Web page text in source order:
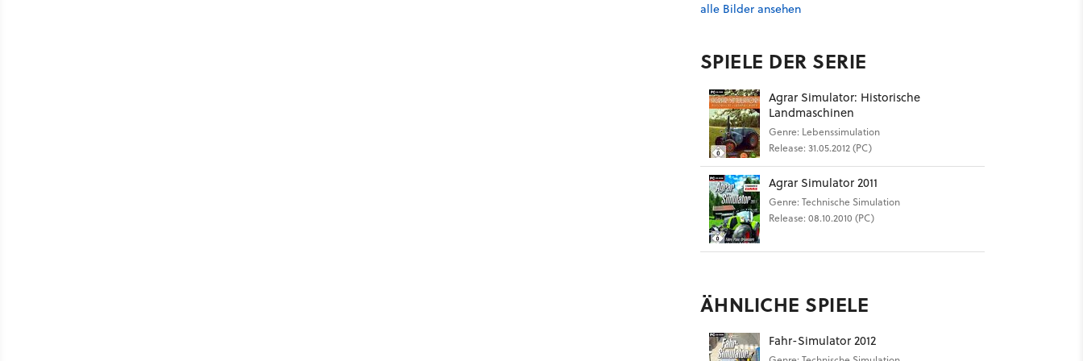
alle Bilder ansehen
SPIELE DER SERIE
Agrar Simulator: Historische
Landmaschinen
Genre: Lebenssimulation
Release: 31.05.2012 (PC)
Agrar Simulator 2011
Genre: Technische Simulation
Release: 08.10.2010 (PC)
ÄHNLICHE SPIELE
Fahr-Simulator 2012